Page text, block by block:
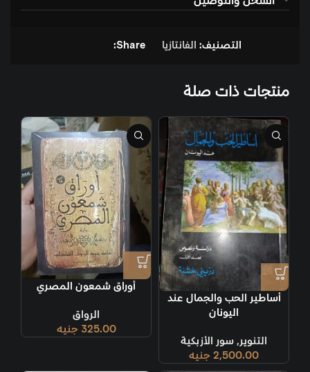
التصنيف: الفانتازيا Share:
منتجات ذات صلة
أساطير الحب والجمال عند
اليونان
التنوير, سور الأزبكية
2,500.00 جنيه
أوراق شمعون المصري
الرواق
325.00 جنيه